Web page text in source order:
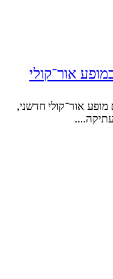
אור־קולי
אור־קולי חדשני,